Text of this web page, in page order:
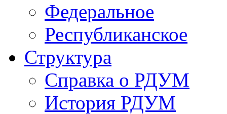
Федеральное
Республиканское
Структура
Справка о РДУМ
История РДУМ